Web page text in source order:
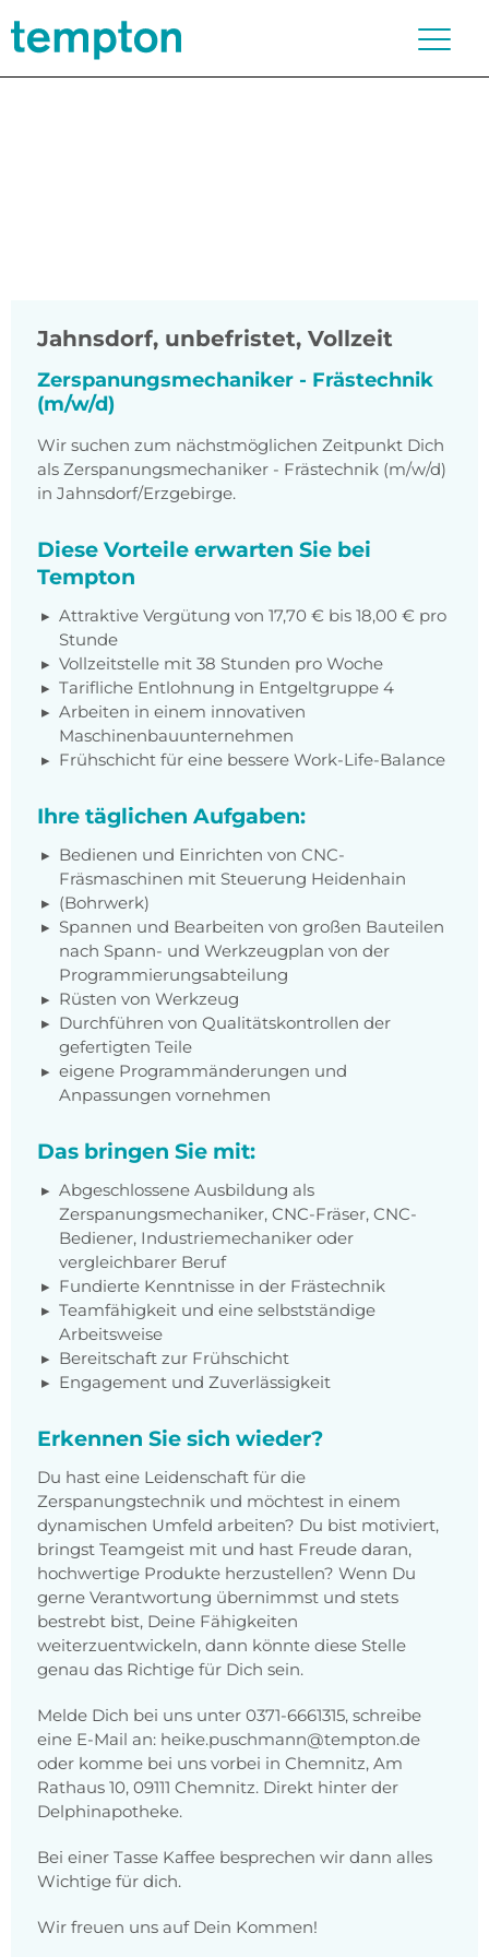
Jahnsdorf, unbefristet, Vollzeit
Zerspanungsmechaniker - Frästechnik
(m/w/d)
Wir suchen zum nächstmöglichen Zeitpunkt Dich
als Zerspanungsmechaniker - Frästechnik (m/w/d)
in Jahnsdorf/Erzgebirge.
Diese Vorteile erwarten Sie bei
Tempton
Attraktive Vergütung von 17,70 € bis 18,00 € pro
Stunde
Vollzeitstelle mit 38 Stunden pro Woche
Tarifliche Entlohnung in Entgeltgruppe 4
Arbeiten in einem innovativen
Maschinenbauunternehmen
Frühschicht für eine bessere Work-Life-Balance
Ihre täglichen Aufgaben:
Bedienen und Einrichten von CNC-
Fräsmaschinen mit Steuerung Heidenhain
(Bohrwerk)
Spannen und Bearbeiten von großen Bauteilen
nach Spann- und Werkzeugplan von der
Programmierungsabteilung
Rüsten von Werkzeug
Durchführen von Qualitätskontrollen der
gefertigten Teile
eigene Programmänderungen und
Anpassungen vornehmen
Das bringen Sie mit:
Abgeschlossene Ausbildung als
Zerspanungsmechaniker, CNC-Fräser, CNC-
Bediener, Industriemechaniker oder
vergleichbarer Beruf
Fundierte Kenntnisse in der Frästechnik
Teamfähigkeit und eine selbstständige
Arbeitsweise
Bereitschaft zur Frühschicht
Engagement und Zuverlässigkeit
Erkennen Sie sich wieder?
Du hast eine Leidenschaft für die
Zerspanungstechnik und möchtest in einem
dynamischen Umfeld arbeiten? Du bist motiviert,
bringst Teamgeist mit und hast Freude daran,
hochwertige Produkte herzustellen? Wenn Du
gerne Verantwortung übernimmst und stets
bestrebt bist, Deine Fähigkeiten
weiterzuentwickeln, dann könnte diese Stelle
genau das Richtige für Dich sein.
Melde Dich bei uns unter 0371-6661315, schreibe
eine E-Mail an: heike.puschmann@tempton.de
oder komme bei uns vorbei in Chemnitz, Am
Rathaus 10, 09111 Chemnitz. Direkt hinter der
Delphinapotheke.
Bei einer Tasse Kaffee besprechen wir dann alles
Wichtige für dich.
Wir freuen uns auf Dein Kommen!